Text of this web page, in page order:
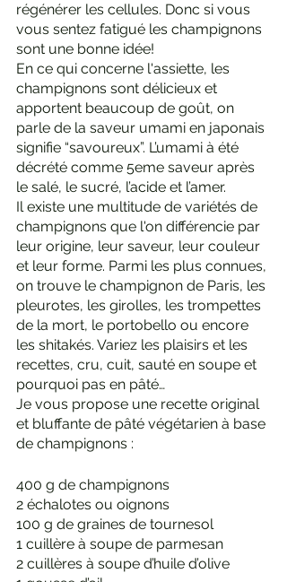
régénérer les cellules. Donc si vous
vous sentez fatigué les champignons
sont une bonne idée!
En ce qui concerne l'assiette, les
champignons sont délicieux et
apportent beaucoup de goût, on
parle de la saveur umami en japonais
signifie “savoureux”. L’umami à été
décrété comme 5eme saveur après
le salé, le sucré, l’acide et l’amer.
Il existe une multitude de variétés de
champignons que l'on différencie par
leur origine, leur saveur, leur couleur
et leur forme. Parmi les plus connues,
on trouve le champignon de Paris, les
pleurotes, les girolles, les trompettes
de la mort, le portobello ou encore
les shitakés. Variez les plaisirs et les
recettes, cru, cuit, sauté en soupe et
pourquoi pas en pâté…
Je vous propose une recette original
et bluffante de pâté végétarien à base
de champignons :
400 g de champignons
2 échalotes ou oignons
100 g de graines de tournesol
1 cuillère à soupe de parmesan
2 cuillères à soupe d’huile d’olive